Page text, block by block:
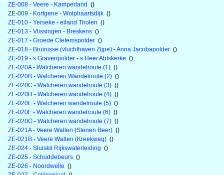
ZE-008 - Veere - Kamperland ()
ZE-009 - Kortgene - Wolphaartsdijk ()
ZE-010 - Yerseke - eiland Tholen ()
ZE-013 - Vlissingen - Breskens ()
ZE-017 - Groede Cletemspolder ()
ZE-018 - Bruinisse (vluchthaven Zijpe) - Anna Jacobapolder ()
ZE-019 - s Gravenpolder - s Heer Abtskerke ()
ZE-020A - Walcheren wandelroute (1) ()
ZE-020B - Walcheren Wandelroute (2) ()
ZE-020C - Walcheren wandelroute (3) ()
ZE-020D - Walcheren wandelroute (4) ()
ZE-020E - Walcheren wandelroute (5) ()
ZE-020F - Walcheren wandelroute (6) ()
ZE-020G - Walcheren wandelroute (7) ()
ZE-021A - Veere Wallen (Stenen Beer) ()
ZE-021B - Veere Wallen (Kreekweg) ()
ZE-024 - Sluiskil Rijkswaterleiding ()
ZE-025 - Schuddebeurs ()
ZE-026 - Noordwelle ()